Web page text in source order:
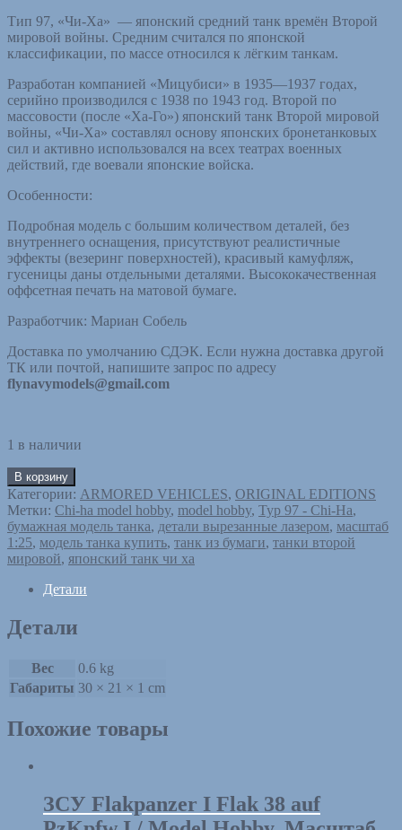
Тип 97, «Чи-Ха» — японский средний танк времён Второй
мировой войны. Средним считался по японской
классификации, по массе относился к лёгким танкам.
Разработан компанией «Мицубиси» в 1935—1937 годах,
серийно производился с 1938 по 1943 год. Второй по
массовости (после «Ха-Го») японский танк Второй мировой
войны, «Чи-Ха» составлял основу японских бронетанковых
сил и активно использовался на всех театрах военных
действий, где воевали японские войска.
Особенности:
Подробная модель с большим количеством деталей, без
внутреннего оснащения, присутствуют реалистичные
эффекты (везеринг поверхностей), красивый камуфляж,
гусеницы даны отдельными деталями. Высококачественная
оффсетная печать на матовой бумаге.
Разработчик: Мариан Собель
Доставка по умолчанию СДЭК. Если нужна доставка другой
ТК или почтой, напишите запрос по адресу
flynavymodels@gmail.com
1 в наличии
В корзину
Категории: ARMORED VEHICLES, ORIGINAL EDITIONS
Метки: Chi-ha model hobby, model hobby, Typ 97 - Chi-Ha,
бумажная модель танка, детали вырезанные лазером, масштаб
1:25, модель танка купить, танк из бумаги, танки второй
мировой, японский танк чи ха
Детали
Детали
Вес
0.6 kg
Габариты 30 × 21 × 1 cm
Похожие товары
ЗСУ Flakpanzer I Flak 38 auf